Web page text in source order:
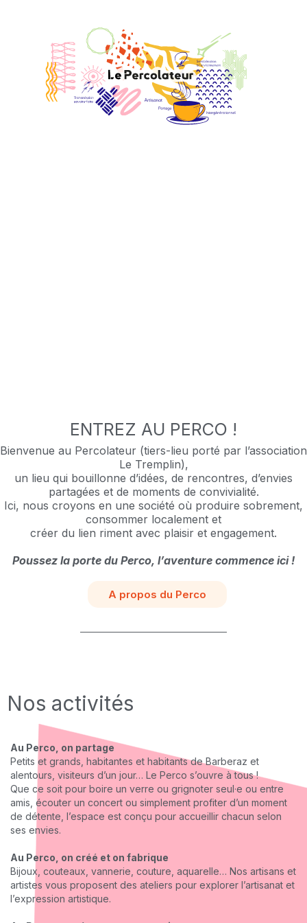
ENTREZ AU PERCO !
Bienvenue au Percolateur (tiers-lieu porté par l’association
Le Tremplin),
un lieu qui bouillonne d’idées, de rencontres, d’envies
partagées et de moments de convivialité.
Ici, nous croyons en une société où produire sobrement,
consommer localement et
créer du lien riment avec plaisir et engagement.
Poussez la porte du Perco, l’aventure commence ici !
A propos du Perco
Nos activités
Au Perco, on partage
Petits et grands, habitantes et habitants de Barberaz et
alentours, visiteurs d’un jour… Le Perco s’ouvre à tous !
Que ce soit pour boire un verre ou grignoter seul·e ou entre
amis, écouter un concert ou simplement profiter d’un moment
de détente, l’espace est conçu pour accueillir chacun selon
ses envies.
Au Perco, on créé et on fabrique
Bijoux, couteaux, vannerie, couture, aquarelle… Nos artisans et
artistes vous proposent des ateliers pour explorer l’artisanat et
l’expression artistique.